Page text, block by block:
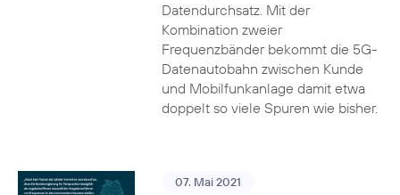
Datendurchsatz. Mit der
Kombination zweier
Frequenzbänder bekommt die 5G-
Datenautobahn zwischen Kunde
und Mobilfunkanlage damit etwa
doppelt so viele Spuren wie bisher.
07. Mai 2021